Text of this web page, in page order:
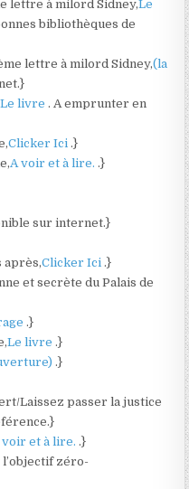
lettre à milord Sidney,Le
bibliothèques de
lettre à milord Sidney,(la
Le livre . A emprunter en
Clicker Ici .}
A voir et à lire. .}
sur internet.}
après,Clicker Ici .}
et secrète du Palais de
.}
Le livre .}
.}
Laissez passer la justice
voir et à lire. .}
l’objectif zéro-